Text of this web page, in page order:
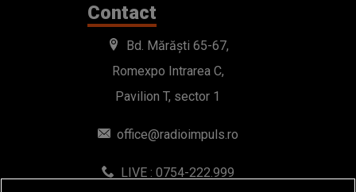
Contact
Bd. Mărăști 65-67,
Romexpo Intrarea C,
Pavilion T, sector 1
office@radioimpuls.ro
LIVE : 0754-222.999